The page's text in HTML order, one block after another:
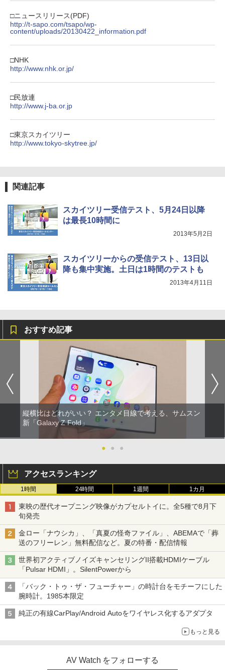
□ニュースリリース(PDF)
http://t-sapo.com/tsapo/wp-
content/uploads/20130422_information.pdf
□NHK
http://www.nhk.or.jp/
□民放連
http://www.j-ba.or.jp
□東京スカイツリー
http://www.tokyo-skytree.jp/
関連記事
スカイツリー受信テスト、5月24日以降
は最長10時間に
2013年5月2日
スカイツリーからの受信テスト、13日以
降も集中実施。土日は1時間のテストも
2013年4月11日
おすすめ記事
縦横比はどれがいい？ エンタメ目線で考える、サムスン
新「Galaxy Z Fold」
● ● ●
アクセスランキング
1時間 24時間 1週間 1カ月
東映の歴代オープニング映像がカプセルトイに。全5種で8月下
旬発売
金ロー「ナウシカ」、「真夏の怪奇ファイル」、ABEMAで「葬
送のフリーレン」無料配信など。夏の特番・配信情報
世界初アクティブノイズキャンセリングII搭載HDMIケーブル
「Pulsar HDMI」。SilentPowerから
「バック・トゥ・ザ・フューチャー」の時計台をモチーフにした
腕時計。1985本限定
純正の有線CarPlay/Android Autoをワイヤレス化するアダプタ
もっと見る
AV Watch をフォローする